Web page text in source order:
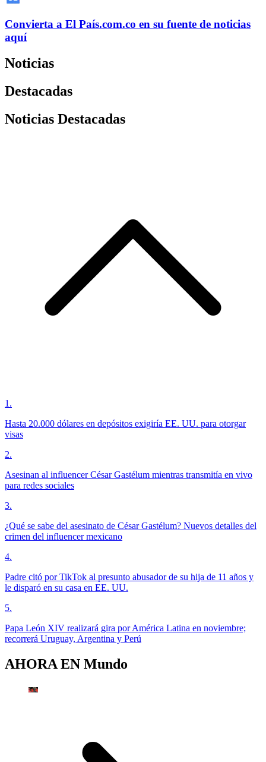
Convierta a El País.com.co en su fuente de noticias
aquí
Noticias
Destacadas
Noticias Destacadas
1 .
Hasta 20.000 dólares en depósitos exigiría EE. UU. para otorgar
visas
2.
Asesinan al influencer César Gastélum mientras transmitía en vivo
para redes sociales
3.
¿Qué se sabe del asesinato de César Gastélum? Nuevos detalles del
crimen del influencer mexicano
4.
Padre citó por TikTok al presunto abusador de su hija de 11 años y
le disparó en su casa en EE. UU.
5.
Papa León XIV realizará gira por América Latina en noviembre;
recorrerá Uruguay, Argentina y Perú
AHORA EN Mundo